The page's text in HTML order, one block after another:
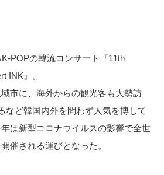
POPの韓流コンサート『11th
INK』。
市に、海外からの観光客も大勢訪
など韓国内外を問わず人気を博して
は新型コロナウイルスの影響で全世
催される運びとなった。